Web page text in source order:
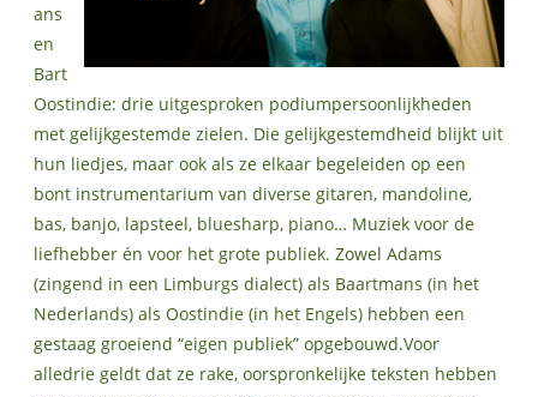
ans
en
Bart
Oostindie: drie uitgesproken podiumpersoonlijkheden
met gelijkgestemde zielen. Die gelijkgestemdheid blijkt uit
hun liedjes, maar ook als ze elkaar begeleiden op een
bont instrumentarium van diverse gitaren, mandoline,
bas, banjo, lapsteel, bluesharp, piano… Muziek voor de
liefhebber én voor het grote publiek. Zowel Adams
(zingend in een Limburgs dialect) als Baartmans (in het
Nederlands) als Oostindie (in het Engels) hebben een
gestaag groeiend “eigen publiek” opgebouwd.Voor
alledrie geldt dat ze rake, oorspronkelijke teksten hebben